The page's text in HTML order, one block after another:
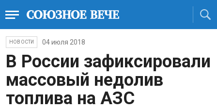
НОВОСТИ 04 июля 2018
В России зафиксировали
массовый недолив
топлива на АЗС